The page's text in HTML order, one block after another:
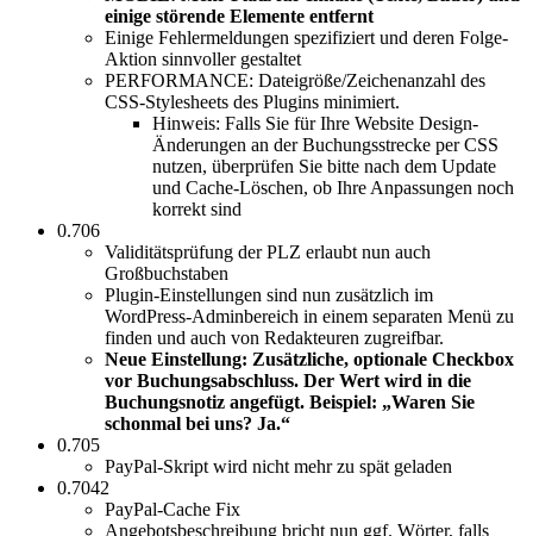
einige störende Elemente entfernt
Einige Fehlermeldungen spezifiziert und deren Folge-
Aktion sinnvoller gestaltet
PERFORMANCE: Dateigröße/Zeichenanzahl des
CSS-Stylesheets des Plugins minimiert.
Hinweis: Falls Sie für Ihre Website Design-
Änderungen an der Buchungsstrecke per CSS
nutzen, überprüfen Sie bitte nach dem Update
und Cache-Löschen, ob Ihre Anpassungen noch
korrekt sind
0.706
Validitätsprüfung der PLZ erlaubt nun auch
Großbuchstaben
Plugin-Einstellungen sind nun zusätzlich im
WordPress-Adminbereich in einem separaten Menü zu
finden und auch von Redakteuren zugreifbar.
Neue Einstellung: Zusätzliche, optionale Checkbox
vor Buchungsabschluss. Der Wert wird in die
Buchungsnotiz angefügt. Beispiel: „Waren Sie
schonmal bei uns? Ja.“
0.705
PayPal-Skript wird nicht mehr zu spät geladen
0.7042
PayPal-Cache Fix
Angebotsbeschreibung bricht nun ggf. Wörter, falls